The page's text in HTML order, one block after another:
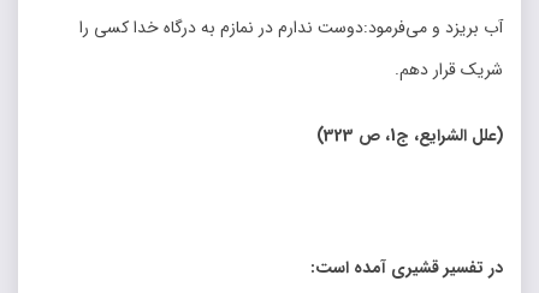
آب بریزد و می‌فرمود:دوست ندارم در نمازم به درگاه خدا کسی را
شریک قرار دهم.
(علل الشرایع، ج1، ص 323 )
در تفسیر قشیری آمده است: